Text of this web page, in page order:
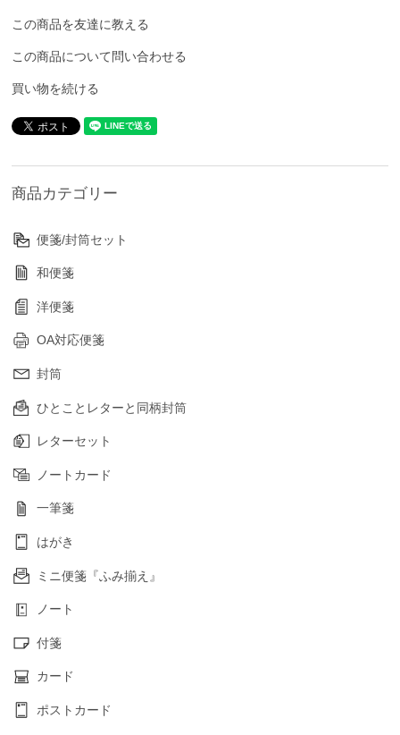
この商品を友達に教える
この商品について問い合わせる
買い物を続ける
商品カテゴリー
便箋/封筒セット
和便箋
洋便箋
OA対応便箋
封筒
ひとことレターと同柄封筒
レターセット
ノートカード
一筆箋
はがき
ミニ便箋『ふみ揃え』
ノート
付箋
カード
ポストカード